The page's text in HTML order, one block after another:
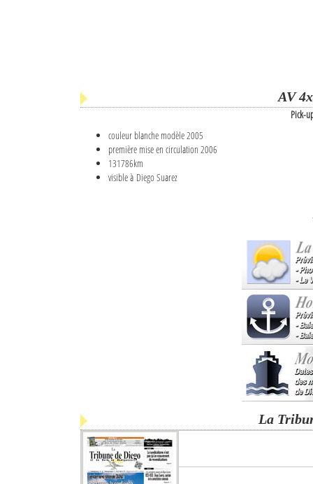
AV
Pick-
couleur blanche modèle 2005
première mise en circulation 2006
131786km
visible à Diego Suarez
La